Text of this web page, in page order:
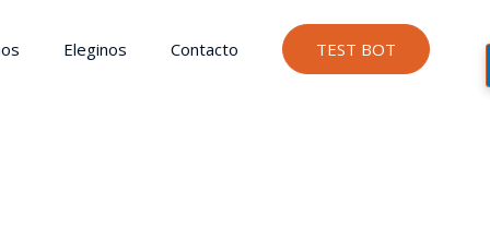
Eleginos Contacto TEST BOT